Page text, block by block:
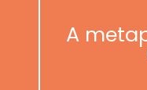
A